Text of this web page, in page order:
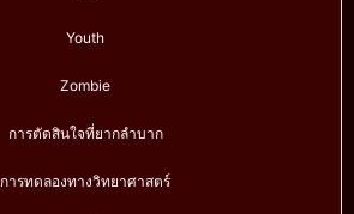
Youth
Zombie
การตัดสินใจที่ยากลำบาก
การทดลองทางวิทยาศาสตร์